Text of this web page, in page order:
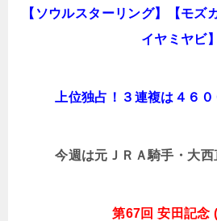
【ソウルスターリング】【モズ
イヤミヤビ】
上位独占！３連複は４６０
今週は元ＪＲＡ騎手・大
第67回 安田記念